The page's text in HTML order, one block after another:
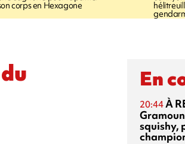
corps en Hexagone
En
20:44À
squishy,